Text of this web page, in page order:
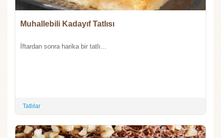
Muhallebili Kadayıf Tatlısı
İftardan sonra harika bir tatlı...
Tatlılar